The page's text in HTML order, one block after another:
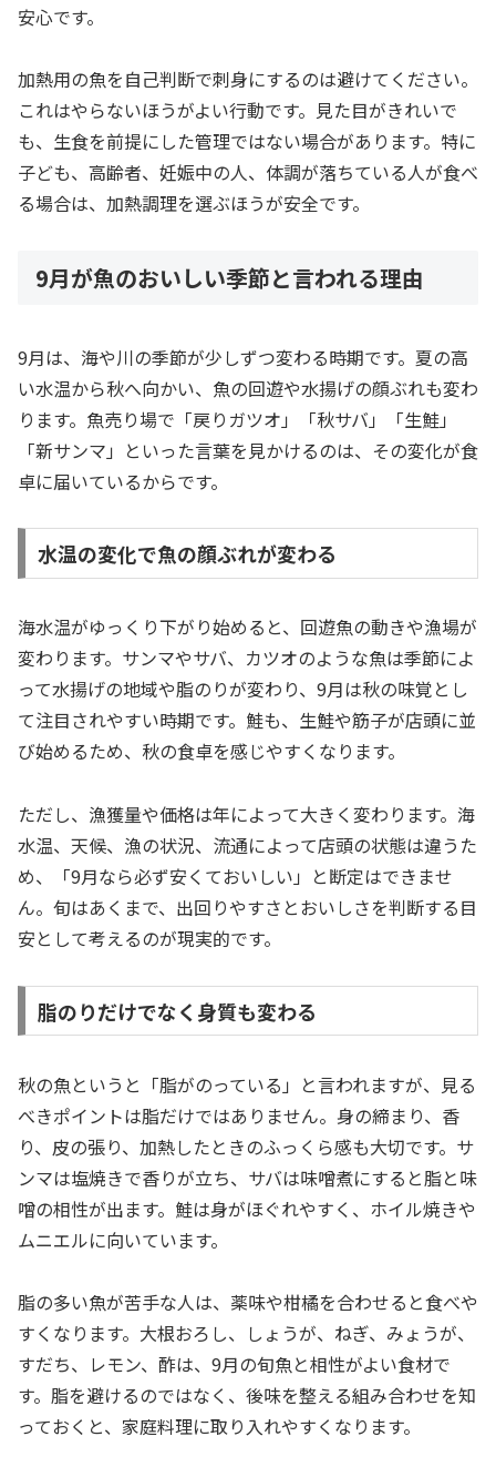
安心です。
加熱用の魚を自己判断で刺身にするのは避けてください。
これはやらないほうがよい行動です。見た目がきれいで
も、生食を前提にした管理ではない場合があります。特に
子ども、高齢者、妊娠中の人、体調が落ちている人が食べ
る場合は、加熱調理を選ぶほうが安全です。
9月が魚のおいしい季節と言われる理由
9月は、海や川の季節が少しずつ変わる時期です。夏の高
い水温から秋へ向かい、魚の回遊や水揚げの顔ぶれも変わ
ります。魚売り場で「戻りガツオ」「秋サバ」「生鮭」
「新サンマ」といった言葉を見かけるのは、その変化が食
卓に届いているからです。
水温の変化で魚の顔ぶれが変わる
海水温がゆっくり下がり始めると、回遊魚の動きや漁場が
変わります。サンマやサバ、カツオのような魚は季節によ
って水揚げの地域や脂のりが変わり、9月は秋の味覚とし
て注目されやすい時期です。鮭も、生鮭や筋子が店頭に並
び始めるため、秋の食卓を感じやすくなります。
ただし、漁獲量や価格は年によって大きく変わります。海
水温、天候、漁の状況、流通によって店頭の状態は違うた
め、「9月なら必ず安くておいしい」と断定はできませ
ん。旬はあくまで、出回りやすさとおいしさを判断する目
安として考えるのが現実的です。
脂のりだけでなく身質も変わる
秋の魚というと「脂がのっている」と言われますが、見る
べきポイントは脂だけではありません。身の締まり、香
り、皮の張り、加熱したときのふっくら感も大切です。サ
ンマは塩焼きで香りが立ち、サバは味噌煮にすると脂と味
噌の相性が出ます。鮭は身がほぐれやすく、ホイル焼きや
ムニエルに向いています。
脂の多い魚が苦手な人は、薬味や柑橘を合わせると食べや
すくなります。大根おろし、しょうが、ねぎ、みょうが、
すだち、レモン、酢は、9月の旬魚と相性がよい食材で
す。脂を避けるのではなく、後味を整える組み合わせを知
っておくと、家庭料理に取り入れやすくなります。